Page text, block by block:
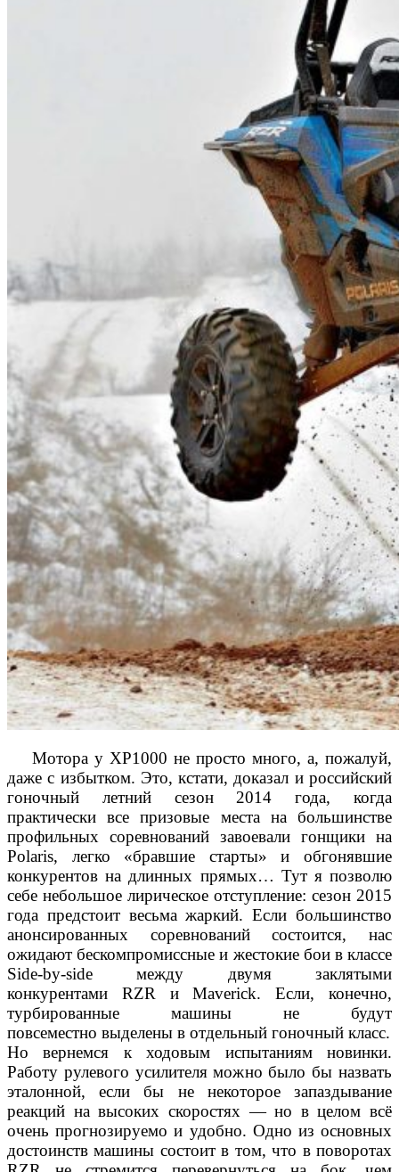
Мотора у XP1000 не просто много, а, пожалуй,
даже с избытком. Это, кстати, доказал и российский
гоночный летний сезон 2014 года, когда
практически все призовые места на большинстве
профильных соревнований завоевали гонщики на
Polaris, легко «бравшие старты» и обгонявшие
конкурентов на длинных прямых… Тут я позволю
себе небольшое лирическое отступление: сезон 2015
года предстоит весьма жаркий. Если большинство
анонсированных соревнований состоится, нас
ожидают бескомпромиссные и жестокие бои в классе
Side-by-side между двумя заклятыми
конкурентами RZR и Maverick. Если, конечно,
турбированные машины не будут
повсеместно выделены в отдельный гоночный класс.
Но вернемся к ходовым испытаниям новинки.
Работу рулевого усилителя можно было бы назвать
эталонной, если бы не некоторое запаздывание
реакций на высоких скоростях — но в целом всё
очень прогнозируемо и удобно. Одно из основных
достоинств машины состоит в том, что в поворотах